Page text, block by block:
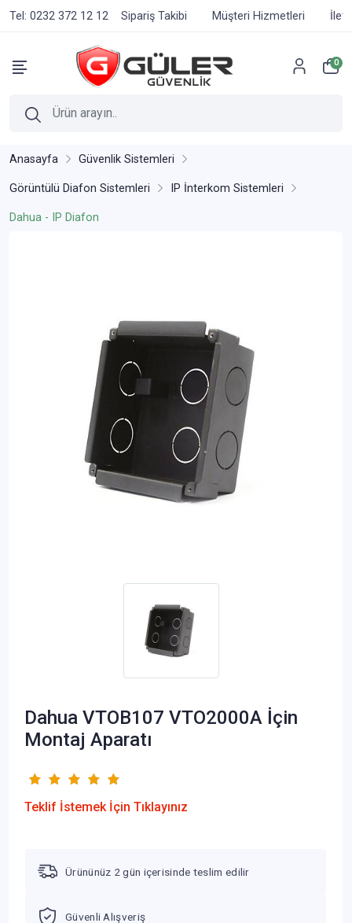
Tel: 0232 372 12 12 Sipariş Takibi Müşteri Hizmetleri
0
Anasayfa Güvenlik Sistemleri
Görüntülü Diafon Sistemleri IP İnterkom Sistemleri
Dahua - IP Diafon
Dahua VTOB107 VTO2000A İçin
Montaj Aparatı
Teklif İstemek İçin Tıklayınız
Ürününüz 2 gün içerisinde teslim edilir
Güvenli Alışveriş